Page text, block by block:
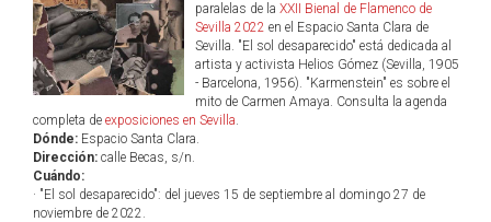
paralelas de la XXII Bienal de Flamenco de
Sevilla 2022 en el Espacio Santa Clara de
Sevilla. "El sol desaparecido" está dedicada al
artista y activista Helios Gómez (Sevilla, 1905
- Barcelona, 1956). "Karmenstein" es sobre el
mito de Carmen Amaya. Consulta la agenda
completa de exposiciones en Sevilla.
Dónde: Espacio Santa Clara.
Dirección: calle Becas, s/n.
Cuándo:
· "El sol desaparecido": del jueves 15 de septiembre al domingo 27 de
noviembre de 2022.